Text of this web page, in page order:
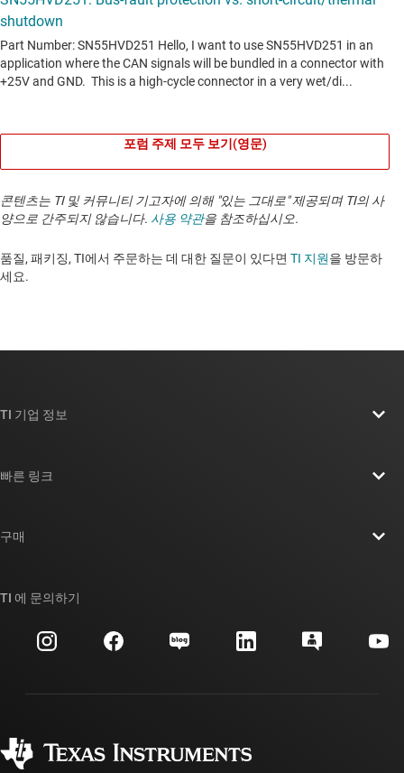
포럼 주제 모두 보기(영문)
콘텐츠는 TI 및 커뮤니티 기고자에 의해 "있는 그대로" 제공되며 TI의 사
양으로 간주되지 않습니다. 사용 약관을 참조하십시오.
품질, 패키징, TI에서 주문하는 데 대한 질문이 있다면 TI 지원을 방문하
세요. ​​​​​​​​​​​​​​
TI 기업 정보
투자 관계
제조
빠른 링크
대체품 검색
고객 지원 센터
myTI 계정 FAQ
구매
주문 FAQ
TI 에 문의하기